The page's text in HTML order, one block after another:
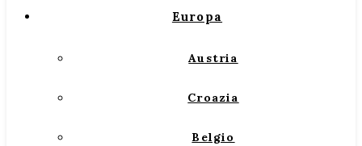
Europa
Austria
Croazia
Belgio